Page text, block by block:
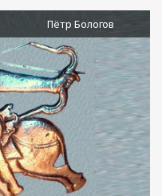
Пётр Бологов